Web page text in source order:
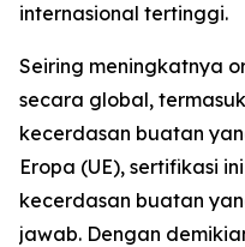
internasional tertinggi.
Seiring meningkatnya
secara global,
kecerdasan buatan
Eropa (UE), sertifikasi
kecerdasan buatan
jawab. Dengan